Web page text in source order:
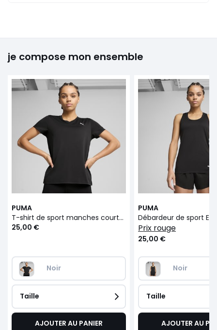
je compose mon ensemble
PUMA
T-shirt de sport manches courtes ESSENTIAL
25,00 €
Noir
Taille
AJOUTER AU PANIER
PUMA
Débardeur de sport
prix rouge
25,00 €
Noir
Taille
AJOUTER AU